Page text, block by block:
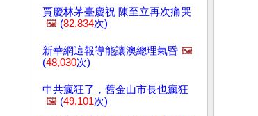
賈慶林茅臺慶祝 陳至立再次痛哭
🖼️ (82,834次)
新華網這報導能讓澳總理氣昏 🖼️
(48,030次)
中共瘋狂了，舊金山市長也瘋狂
🖼️ (49,101次)